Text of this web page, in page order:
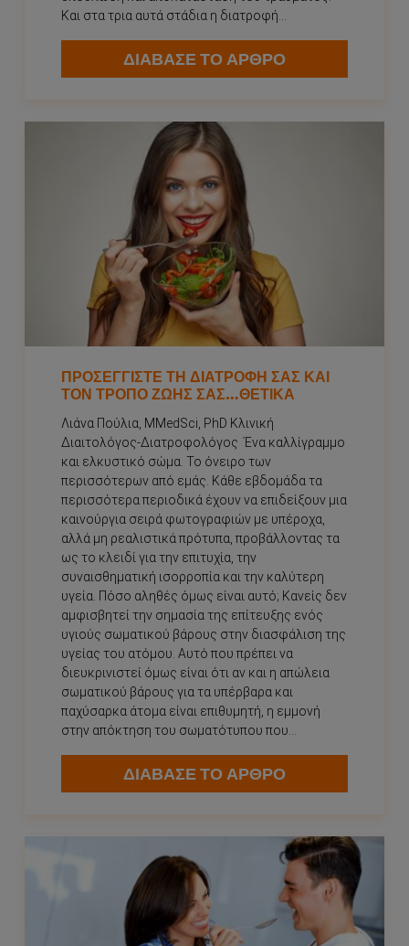
Και στα τρια αυτά στάδια η διατροφή...
ΔΙΑΒΑΣΕ ΤΟ ΑΡΘΡΟ
ΠΡΟΣΕΓΓΊΣΤΕ ΤΗ ΔΙΑΤΡΟΦΉ ΣΑΣ ΚΑΙ
ΤΟΝ ΤΡΌΠΟ ΖΩΉΣ ΣΑΣ…ΘΕΤΙΚΆ
Λιάνα Πούλια, MMedSci, PhD Κλινική
Διαιτολόγος-Διατροφολόγος Ένα καλλίγραμμο
και ελκυστικό σώμα. Το όνειρο των
περισσότερων από εμάς. Κάθε εβδομάδα τα
περισσότερα περιοδικά έχουν να επιδείξουν μια
καινούργια σειρά φωτογραφιών με υπέροχα,
αλλά μη ρεαλιστικά πρότυπα, προβάλλοντας τα
ως το κλειδί για την επιτυχία, την
συναισθηματική ισορροπία και την καλύτερη
υγεία. Πόσο αληθές όμως είναι αυτό; Κανείς δεν
αμφισβητεί την σημασία της επίτευξης ενός
υγιούς σωματικού βάρους στην διασφάλιση της
υγείας του ατόμου. Αυτό που πρέπει να
διευκρινιστεί όμως είναι ότι αν και η απώλεια
σωματικού βάρους για τα υπέρβαρα και
παχύσαρκα άτομα είναι επιθυμητή, η εμμονή
στην απόκτηση του σωματότυπου που...
ΔΙΑΒΑΣΕ ΤΟ ΑΡΘΡΟ